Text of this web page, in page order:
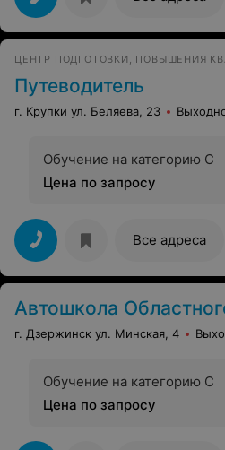
Путеводитель
г. Крупки ул. Беляева, 23
Обучение на категорию C
Цена по запросу
Все адреса
Автошкола Областного аграрно-
г. Дзержинск ул. Минская, 4
Обучение на категорию C
Цена по запросу